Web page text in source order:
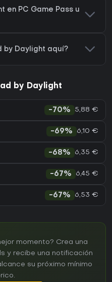
en PC Game Pass u
by Daylight aquí?
by Daylight
-70% 5,88 €
-69% 6,10 €
-68% 6,35 €
-67% 6,45 €
-67% 6,53 €
momento? Crea una
y recibe una notificación
su próximo mínimo